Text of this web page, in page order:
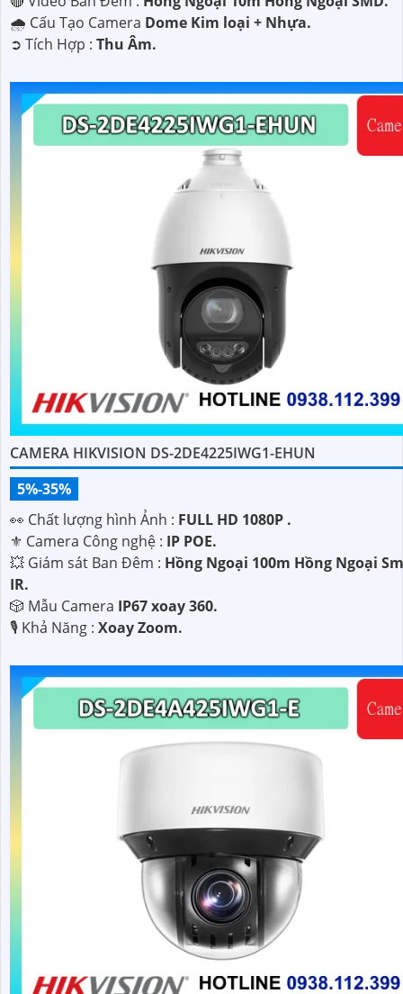
🌧️ Cấu Tạo Camera Dome Kim loại + Nhựa.
️➲ Tích Hợp : Thu Âm.
CAMERA HIKVISION DS-2DE4225IWG1-EHUN
5%-35%
️👀 Chất lượng hình Ảnh : FULL HD 1080P .
⚜️ Camera Công nghệ : IP POE.
💥 Giám sát Ban Đêm : Hồng Ngoại 100m Hồng Ngoại
IR.
🎲 Mẫu Camera IP67 xoay 360.
️🎙 Khả Năng : Xoay Zoom.